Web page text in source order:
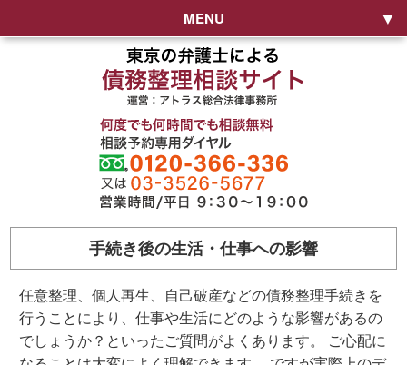
MENU
手続き後の生活・仕事への影響
任意整理、個人再生、自己破産などの債務整理手続きを
行うことにより、仕事や生活にどのような影響があるの
でしょうか？といったご質問がよくあります。 ご心配に